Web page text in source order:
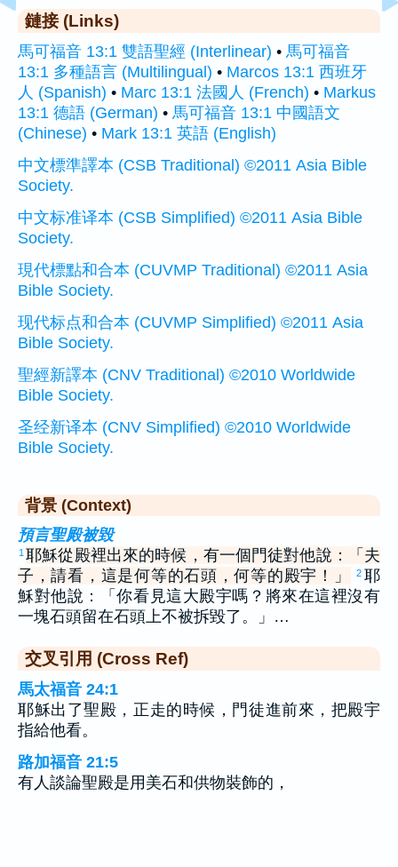
鏈接 (Links)
馬可福音 13:1 雙語聖經 (Interlinear) • 馬可福音
13:1 多種語言 (Multilingual) • Marcos 13:1 西班牙
人 (Spanish) • Marc 13:1 法國人 (French) • Markus
13:1 德語 (German) • 馬可福音 13:1 中國語文
(Chinese) • Mark 13:1 英語 (English)
中文標準譯本 (CSB Traditional) ©2011 Asia Bible
Society.
中文标准译本 (CSB Simplified) ©2011 Asia Bible
Society.
現代標點和合本 (CUVMP Traditional) ©2011 Asia
Bible Society.
现代标点和合本 (CUVMP Simplified) ©2011 Asia
Bible Society.
聖經新譯本 (CNV Traditional) ©2010 Worldwide
Bible Society.
圣经新译本 (CNV Simplified) ©2010 Worldwide
Bible Society.
背景 (Context)
預言聖殿被毀
1 耶穌從殿裡出來的時候，有一個門徒對他說：「夫
子，請看，這是何等的石頭，何等的殿宇！」
2 耶
穌對他說：「你看見這大殿宇嗎？將來在這裡沒有
一塊石頭留在石頭上不被拆毀了。」…
交叉引用 (Cross Ref)
馬太福音 24:1
耶穌出了聖殿，正走的時候，門徒進前來，把殿宇
指給他看。
路加福音 21:5
有人談論聖殿是用美石和供物裝飾的，